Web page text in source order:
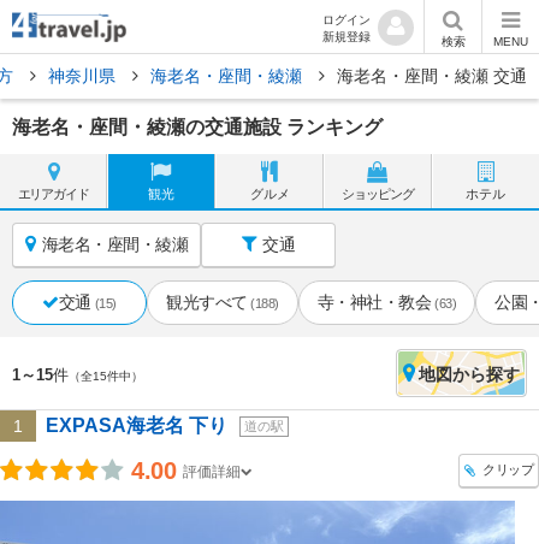
ログイン
新規登録
検索 MENU
神奈川県 海老名・座間・綾瀬 海老名・座間・綾瀬 交通
海老名・座間・綾瀬の交通施設 ランキング
エリアガイド 観光 グルメ ショッピング ホテル
海老名・座間・綾瀬 交通
交通 (15) 観光すべて (188) 寺・神社・教会 (63) 公園
1～15件 （全15件中） 地図から探す
1 EXPASA海老名 下り 道の駅
4.00 評価詳細 クリップ